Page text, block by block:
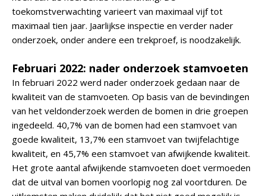
toekomstverwachting varieert van maximaal vijf tot
maximaal tien jaar. Jaarlijkse inspectie en verder nader
onderzoek, onder andere een trekproef, is noodzakelijk.
Februari 2022: nader onderzoek stamvoeten
In februari 2022 werd nader onderzoek gedaan naar de
kwaliteit van de stamvoeten. Op basis van de bevindingen
van het veldonderzoek werden de bomen in drie groepen
ingedeeld. 40,7% van de bomen had een stamvoet van
goede kwaliteit, 13,7% een stamvoet van twijfelachtige
kwaliteit, en 45,7% een stamvoet van afwijkende kwaliteit.
Het grote aantal afwijkende stamvoeten doet vermoeden
dat de uitval van bomen voorlopig nog zal voortduren. De